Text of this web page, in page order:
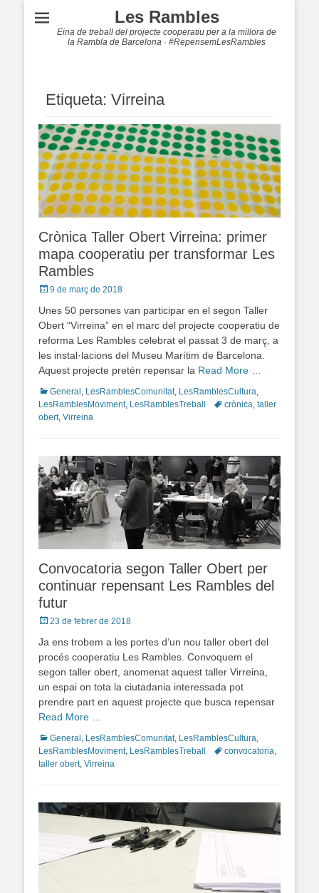
Les Rambles
Eina de treball del projecte cooperatiu per a la millora de
la Rambla de Barcelona · #RepensemLesRambles
Etiqueta: Virreina
Crònica Taller Obert Virreina: primer
mapa cooperatiu per transformar Les
Rambles
Posted
9 de març de 2018
Unes 50 persones van participar en el segon Taller
Obert “Virreina” en el marc del projecte cooperatiu de
reforma Les Rambles celebrat el passat 3 de març, a
les instal·lacions del Museu Marítim de Barcelona.
Aquest projecte pretén repensar la Read More …
Categories
General LesRamblesComunitat, LesRamblesCultura
LesRamblesMoviment, LesRamblesTreball Tagscrònica taller
obert, Virreina
Convocatoria segon Taller Obert per
continuar repensant Les Rambles del
futur
Posted
23 de febrer de 2018
Ja ens trobem a les portes d’un nou taller obert del
procés cooperatiu Les Rambles. Convoquem el
segon taller obert, anomenat aquest taller Virreina,
un espai on tota la ciutadania interessada pot
prendre part en aquest projecte que busca repensar
Read More …
Categories
General LesRamblesComunitat, LesRamblesCultura
LesRamblesMoviment, LesRamblesTreball Tagsconvocatoria
taller obert, Virreina